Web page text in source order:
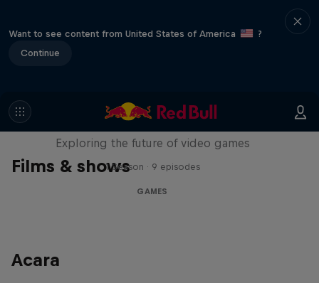
Want to see content from United States of America
?
Continue
Films & shows
SCREENLAND
Exploring the future of video games
1 Season · 9 episodes
GAMES
Acara